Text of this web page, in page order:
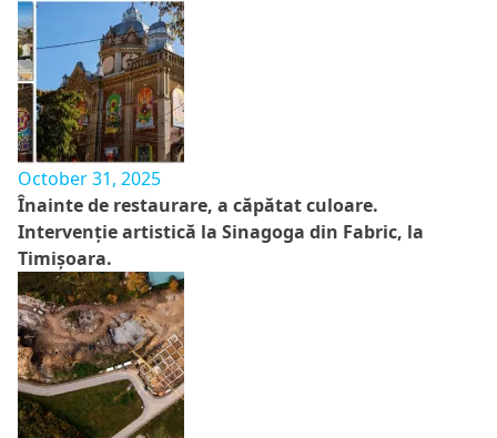
October 31, 2025
Înainte de restaurare, a căpătat culoare.
Intervenție artistică la Sinagoga din Fabric, la
Timișoara.